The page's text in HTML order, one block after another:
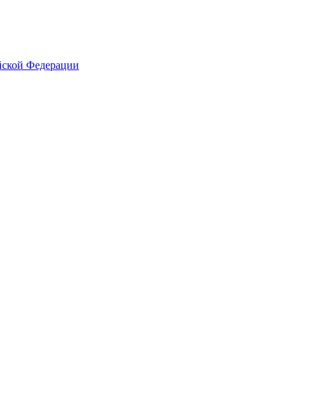
Федерации